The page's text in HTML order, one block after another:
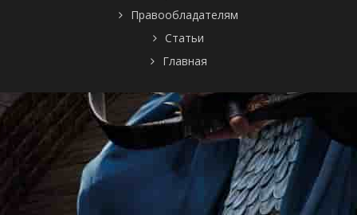
Правообладателям
Статьи
Главная